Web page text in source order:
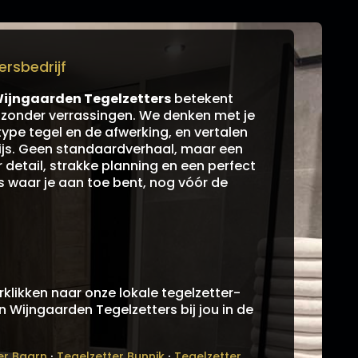
Tegelzettersbetekent
verrassingen. We denken met je
tegel en de afwerking, en vertalen
Geen standaardverhaal, maar een
strakke planning en een perfect
waar je aan toe bent, nog vóór de
naar onze lokale tegelzetter-
Wijngaarden Tegelzetters bij jou in de